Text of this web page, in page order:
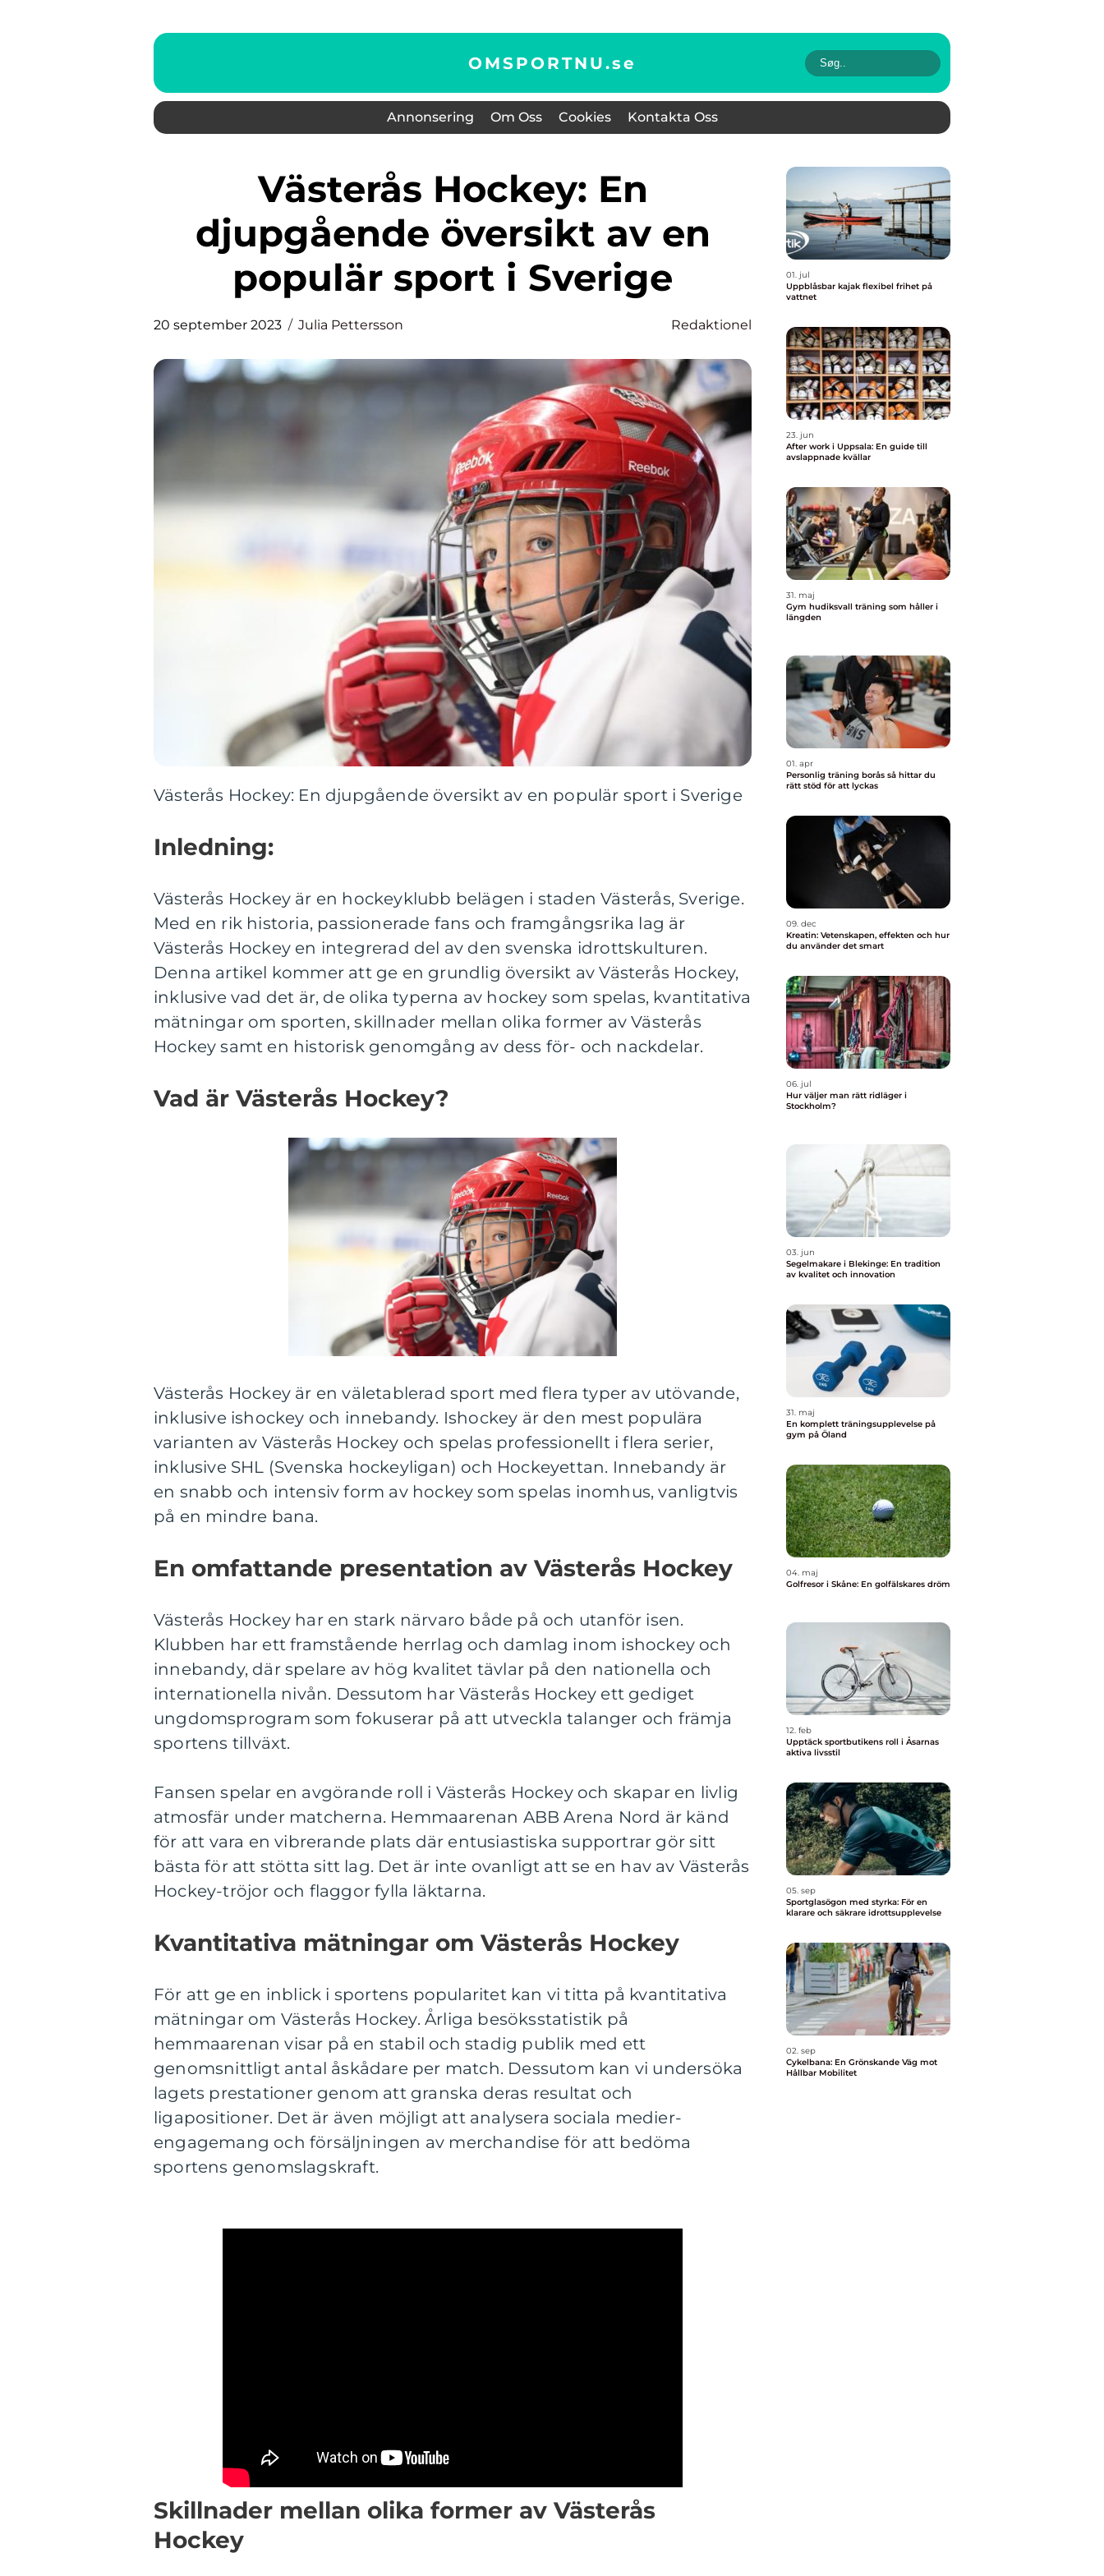
OMSPORTNU.se
Annonsering Om Oss Cookies Kontakta Oss
Västerås Hockey: En
djupgående översikt av en
populär sport i Sverige
20 september 2023 Julia Pettersson Redaktionel
Västerås Hockey: En djupgående översikt av en populär sport i Sverige
Inledning:
Västerås Hockey är en hockeyklubb belägen i staden Västerås, Sverige.
Med en rik historia, passionerade fans och framgångsrika lag är
Västerås Hockey en integrerad del av den svenska idrottskulturen.
Denna artikel kommer att ge en grundlig översikt av Västerås Hockey,
inklusive vad det är, de olika typerna av hockey som spelas, kvantitativa
mätningar om sporten, skillnader mellan olika former av Västerås
Hockey samt en historisk genomgång av dess för- och nackdelar.
Vad är Västerås Hockey?
Västerås Hockey är en väletablerad sport med flera typer av utövande,
inklusive ishockey och innebandy. Ishockey är den mest populära
varianten av Västerås Hockey och spelas professionellt i flera serier,
inklusive SHL (Svenska hockeyligan) och Hockeyettan. Innebandy är
en snabb och intensiv form av hockey som spelas inomhus, vanligtvis
på en mindre bana.
En omfattande presentation av Västerås Hockey
Västerås Hockey har en stark närvaro både på och utanför isen.
Klubben har ett framstående herrlag och damlag inom ishockey och
innebandy, där spelare av hög kvalitet tävlar på den nationella och
internationella nivån. Dessutom har Västerås Hockey ett gediget
ungdomsprogram som fokuserar på att utveckla talanger och främja
sportens tillväxt.
Fansen spelar en avgörande roll i Västerås Hockey och skapar en livlig
atmosfär under matcherna. Hemmaarenan ABB Arena Nord är känd
för att vara en vibrerande plats där entusiastiska supportrar gör sitt
bästa för att stötta sitt lag. Det är inte ovanligt att se en hav av Västerås
Hockey-tröjor och flaggor fylla läktarna.
Kvantitativa mätningar om Västerås Hockey
För att ge en inblick i sportens popularitet kan vi titta på kvantitativa
mätningar om Västerås Hockey. Årliga besöksstatistik på
hemmaarenan visar på en stabil och stadig publik med ett
genomsnittligt antal åskådare per match. Dessutom kan vi undersöka
lagets prestationer genom att granska deras resultat och
ligapositioner. Det är även möjligt att analysera sociala medier-
engagemang och försäljningen av merchandise för att bedöma
sportens genomslagskraft.
Skillnader mellan olika former av Västerås
Hockey
01. jul
Uppblåsbar kajak flexibel frihet på
vattnet
23. jun
After work i Uppsala: En guide till
avslappnade kvällar
31. maj
Gym hudiksvall träning som håller i
längden
01. apr
Personlig träning borås så hittar du
rätt stöd för att lyckas
09. dec
Kreatin: Vetenskapen, effekten och hur
du använder det smart
06. jul
Hur väljer man rätt ridläger i
Stockholm?
03. jun
Segelmakare i Blekinge: En tradition
av kvalitet och innovation
31. maj
En komplett träningsupplevelse på
gym på Öland
04. maj
Golfresor i Skåne: En golfälskares dröm
12. feb
Upptäck sportbutikens roll i Åsarnas
aktiva livsstil
05. sep
Sportglasögon med styrka: För en
klarare och säkrare idrottsupplevelse
02. sep
Cykelbana: En Grönskande Väg mot
Hållbar Mobilitet